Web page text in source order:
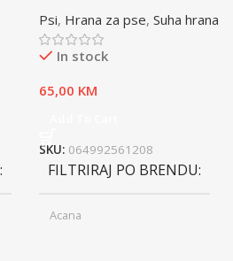
Psi, Hrana za pse, Suha hrana
In stock
65,00 KM
SKU: 064992561208
FILTRIRAJ PO BRENDU
Acana